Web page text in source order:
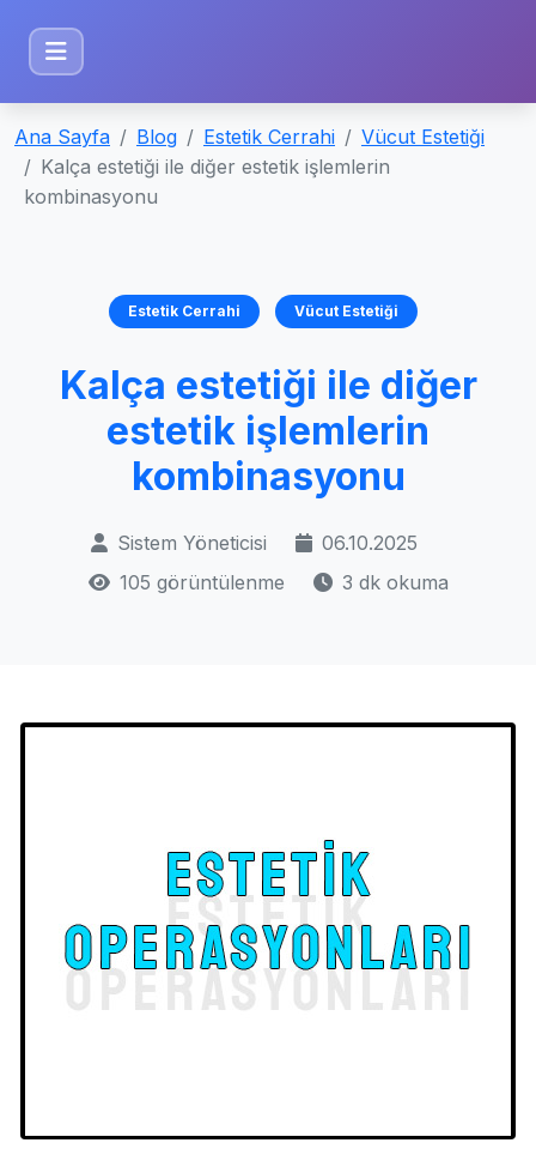
Ana Sayfa Blog Estetik Cerrahi
Vücut Estetiği
Kalça estetiği ile diğer estetik işlemlerin
kombinasyonu
Estetik Cerrahi Vücut Estetiği
Kalça estetiği ile diğer
estetik işlemlerin
kombinasyonu
Sistem Yöneticisi
06.10.2025
105 görüntülenme
3 dk okuma